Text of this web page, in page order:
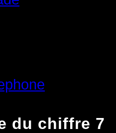
du chiffre 7